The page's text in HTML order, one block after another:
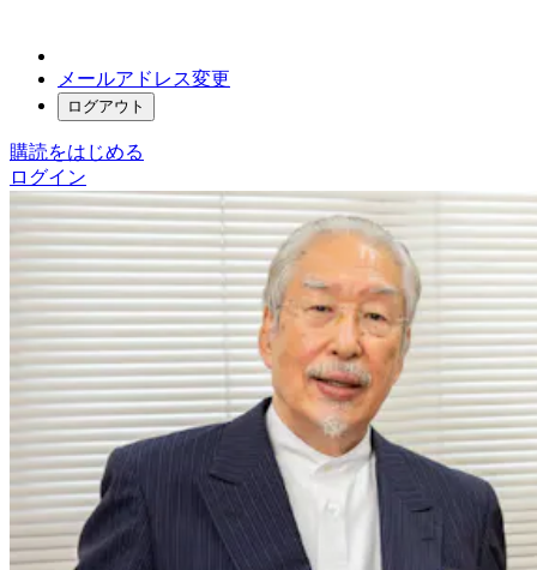
メールアドレス変更
ログアウト
購読をはじめる
ログイン